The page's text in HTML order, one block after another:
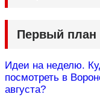
Первый план
Идеи на неделю.
посмотреть в
августа?